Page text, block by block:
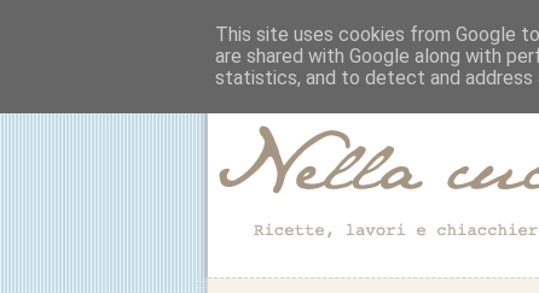
This site uses cookies from Google
are shared with Google along with
statistics, and to detect and address